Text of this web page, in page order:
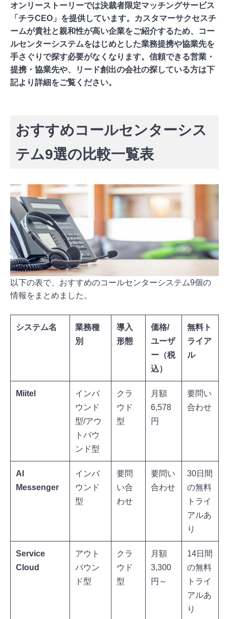
オンリーストーリーでは決裁者限定マッチングサービス
「チラCEO」を提供しています。
カスタマーサクセスチ
ームが貴社と親和性が高い企業をご紹介するため、コー
ルセンターシステムをはじめとした業務提携や協業先を
手さぐりで探す必要がなくなります。信頼できる営業・
提携・協業先や、リード創出の会社の探している方は下
記より詳細をご覧ください。
おすすめコールセンターシス
テム9選の比較一覧表
以下の表で、おすすめのコールセンターシステム9個の
情報をまとめました。
システム名
業務種
別
導入
形態
価格/
ユーザ
ー（税
込）
無料ト
ライア
ル
Miitel
インバ
ウンド
型/アウ
トバウ
ンド型
クラ
ウド
型
月額
6,578
円
要問い
合わせ
AI
Messenger
インバ
ウンド
型
要問
い合
わせ
要問い
合わせ
30日間
の無料
トライ
アルあ
り
Service
Cloud
アウト
バウン
ド型
クラ
ウド
型
月額
3,300
円～
14日間
の無料
トライ
アルあ
り